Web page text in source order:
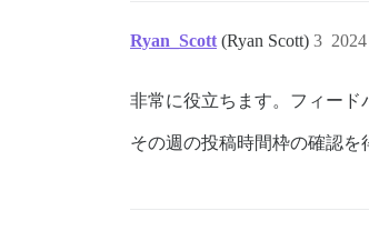
Ryan_Scott (Ryan Scott) 3
非常に役立ちます。フィード
その週の投稿時間枠の確認を